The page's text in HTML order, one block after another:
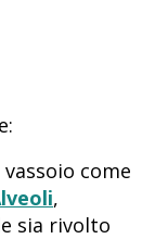
come
,
sia rivolto